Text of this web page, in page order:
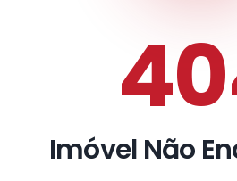
Imóvel Não